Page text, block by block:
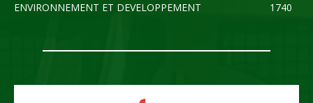
ENVIRONNEMENT ET DEVELOPPEMENT
1740